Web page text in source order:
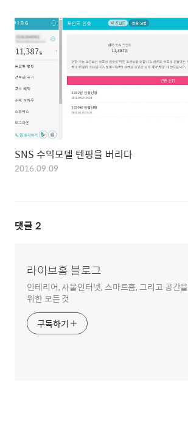
SNS 수익모델 텐핑을 버리다
2016.09.09
댓글 2
라이브홈 블로그
인테리어, 사물인터넷, 스마트홈, 그리고 공간을
위한 모든 것
구독하기